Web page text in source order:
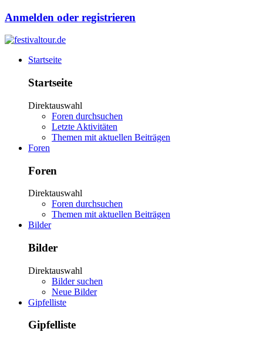
Anmelden oder registrieren
Startseite
Startseite
Direktauswahl
Foren durchsuchen
Letzte Aktivitäten
Themen mit aktuellen Beiträgen
Foren
Foren
Direktauswahl
Foren durchsuchen
Themen mit aktuellen Beiträgen
Bilder
Bilder
Direktauswahl
Bilder suchen
Neue Bilder
Gipfelliste
Gipfelliste